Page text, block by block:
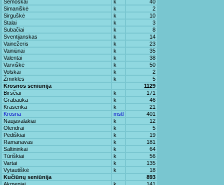
Semoškai
k
40
Simaniškė
k
2
Sirguškė
k
10
Stalai
k
3
Subačiai
k
8
Sventijanskas
k
14
Vainežeris
k
23
Vainiūnai
k
35
Valentai
k
38
Varviškė
k
50
Volskai
k
2
Žmirklės
k
5
Krosnos seniūnija
1129
Birsčiai
k
171
Grabauka
k
46
Krasenka
k
21
Krosna
mstl
401
Naujavalakiai
k
12
Olendrai
k
5
Pėdiškiai
k
19
Ramanavas
k
181
Saltininkai
k
64
Tūriškiai
k
56
Vartai
k
135
Vytautiškė
k
18
Kučiūnų seniūnija
893